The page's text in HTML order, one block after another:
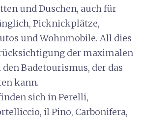
und Duschen, auch für
Picknickplätze,
und Wohnmobile. All dies
der maximalen
Badetourismus, der das
kann.
sich in Perelli,
il Pino, Carbonifera,